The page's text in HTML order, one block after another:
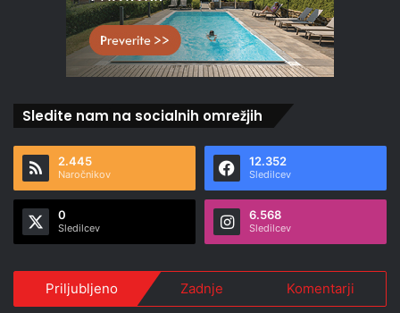
Sledite nam na socialnih omrežjih
2.445
Naročnikov
12.352
Sledilcev
0
Sledilcev
6.568
Sledilcev
Priljubljeno Zadnje Komentarji